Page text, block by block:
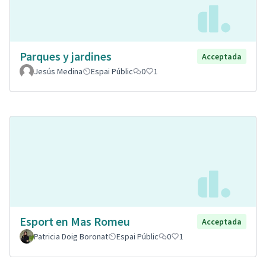
Parques y jardines
Acceptada
Jesús Medina
Espai Públic 0 1
Esport en Mas Romeu
Acceptada
Patricia Doig Boronat
Espai Públic 0 1